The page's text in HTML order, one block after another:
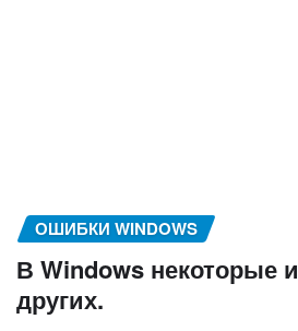
ОШИБКИ WINDOWS
В Windows некоторые
других.